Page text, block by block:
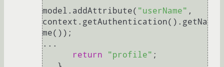
model.addAttribute( "userName" ,
context.getAuthentication().getNa
me());
...
return
"profile" ;